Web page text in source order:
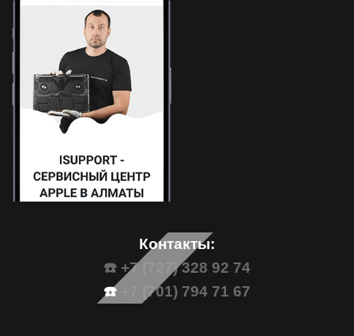
Контакты:
☎️ +7 (727) 328 92 74
☎️
+7 (701) 794 71 67